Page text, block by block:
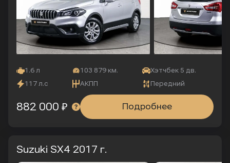
1.6 л 103 879 км.
Хэтчбек 5 дв.
117 л.с
АКПП Передний
Подробнее
882 000 ₽
Suzuki SX4 2017 г.